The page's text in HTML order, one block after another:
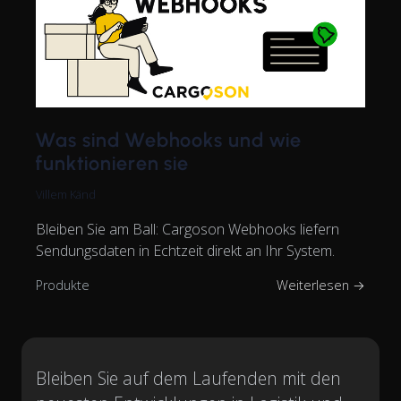
Was sind Webhooks und wie
funktionieren sie
Villem Känd
Bleiben Sie am Ball: Cargoson Webhooks liefern
Sendungsdaten in Echtzeit direkt an Ihr System.
Produkte Weiterlesen →
Bleiben Sie auf dem Laufenden mit den